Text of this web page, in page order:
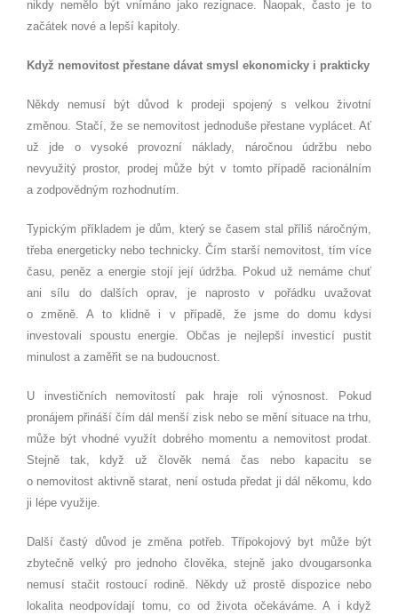
nikdy nemělo být vnímáno jako rezignace. Naopak, často je to
začátek nové a lepší kapitoly.
Když nemovitost přestane dávat smysl ekonomicky i prakticky
Někdy nemusí být důvod k prodeji spojený s velkou životní
změnou. Stačí, že se nemovitost jednoduše přestane vyplácet. Ať
už jde o vysoké provozní náklady, náročnou údržbu nebo
nevyužitý prostor, prodej může být v tomto případě racionálním
a zodpovědným rozhodnutím.
Typickým příkladem je dům, který se časem stal příliš náročným,
třeba energeticky nebo technicky. Čím starší nemovitost, tím více
času, peněz a energie stojí její údržba. Pokud už nemáme chuť
ani sílu do dalších oprav, je naprosto v pořádku uvažovat
o změně. A to klidně i v případě, že jsme do domu kdysi
investovali spoustu energie. Občas je nejlepší investicí pustit
minulost a zaměřit se na budoucnost.
U investičních nemovitostí pak hraje roli výnosnost. Pokud
pronájem přináší čím dál menší zisk nebo se mění situace na trhu,
může být vhodné využít dobrého momentu a nemovitost prodat.
Stejně tak, když už člověk nemá čas nebo kapacitu se
o nemovitost aktivně starat, není ostuda předat ji dál někomu, kdo
ji lépe využije.
Další častý důvod je změna potřeb. Třípokojový byt může být
zbytečně velký pro jednoho člověka, stejně jako dvougarsonka
nemusí stačit rostoucí rodině. Někdy už prostě dispozice nebo
lokalita neodpovídají tomu, co od života očekáváme. A i když